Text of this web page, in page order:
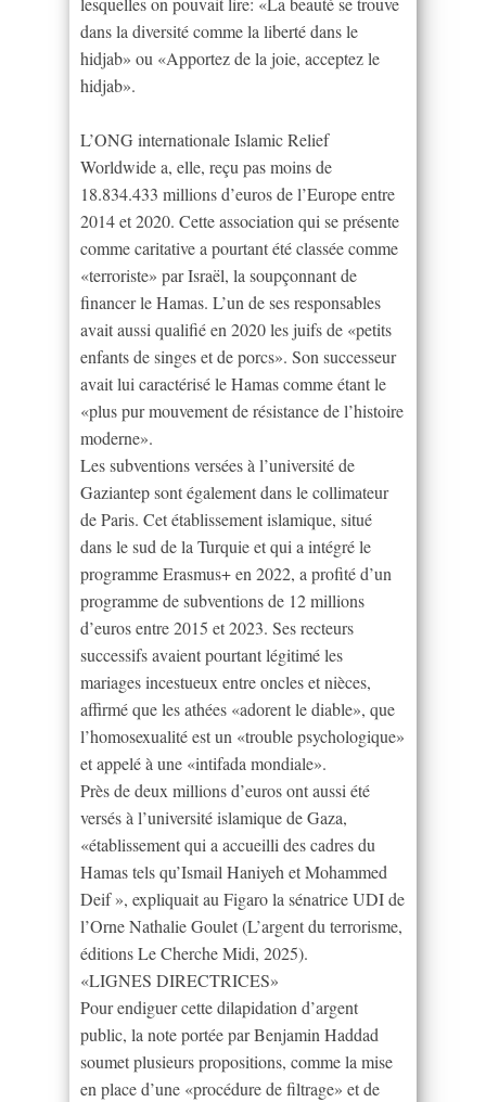
dans la diversité comme la liberté dans le
hidjab» ou «Apportez de la joie, acceptez le
hidjab».
L’ONG internationale Islamic Relief
Worldwide a, elle, reçu pas moins de
18.834.433 millions d’euros de l’Europe entre
2014 et 2020. Cette association qui se présente
comme caritative a pourtant été classée comme
«terroriste» par Israël, la soupçonnant de
financer le Hamas. L’un de ses responsables
avait aussi qualifié en 2020 les juifs de «petits
enfants de singes et de porcs». Son successeur
avait lui caractérisé le Hamas comme étant le
«plus pur mouvement de résistance de l’histoire
moderne».
Les subventions versées à l’université de
Gaziantep sont également dans le collimateur
de Paris. Cet établissement islamique, situé
dans le sud de la Turquie et qui a intégré le
programme Erasmus+ en 2022, a profité d’un
programme de subventions de 12 millions
d’euros entre 2015 et 2023. Ses recteurs
successifs avaient pourtant légitimé les
mariages incestueux entre oncles et nièces,
affirmé que les athées «adorent le diable», que
l’homosexualité est un «trouble psychologique»
et appelé à une «intifada mondiale».
Près de deux millions d’euros ont aussi été
versés à l’université islamique de Gaza,
«établissement qui a accueilli des cadres du
Hamas tels qu’Ismail Haniyeh et Mohammed
Deif », expliquait au Figaro la sénatrice UDI de
l’Orne Nathalie Goulet (L’argent du terrorisme,
éditions Le Cherche Midi, 2025).
«LIGNES DIRECTRICES»
Pour endiguer cette dilapidation d’argent
public, la note portée par Benjamin Haddad
soumet plusieurs propositions, comme la mise
en place d’une «procédure de filtrage» et de